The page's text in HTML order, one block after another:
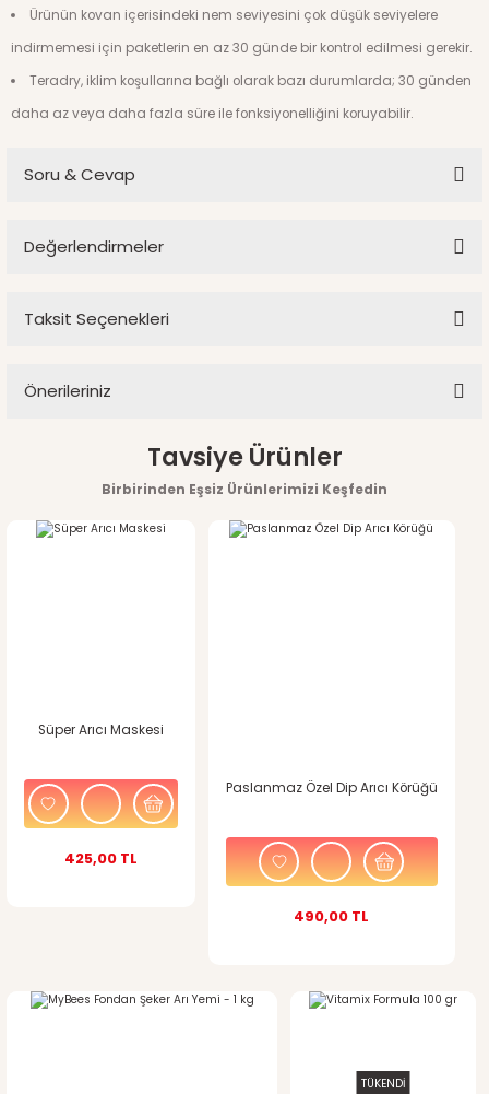
Ürünün kovan içerisindeki nem seviyesini çok düşük seviyelere
indirmemesi için paketlerin en az 30 günde bir kontrol edilmesi gerekir.
Teradry, iklim koşullarına bağlı olarak bazı durumlarda; 30 günden
daha az veya daha fazla süre ile fonksiyonelliğini koruyabilir.
Soru & Cevap
Değerlendirmeler
Taksit Seçenekleri
Önerileriniz
Bu ürünün fiyat bilgisi, resim, ürün açıklamalarında ve diğer
konularda yetersiz gördüğünüz noktaları öneri formunu
Bu ürüne benzer farklı alternatifler olmalı.
Tavsiye Ürünler
Birbirinden Eşsiz Ürünlerimizi Keşfedin
Süper Arıcı Maskesi
425,00 TL
Paslanmaz Özel Dip Arıcı Körüğü
490,00 TL
TÜKENDİ